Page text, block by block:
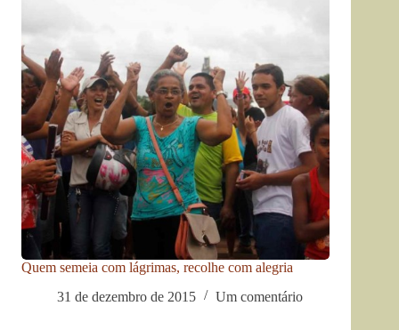
Quem semeia com lágrimas, recolhe com alegria
31 de dezembro de 2015
Um comentário